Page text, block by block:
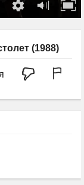
(1988)